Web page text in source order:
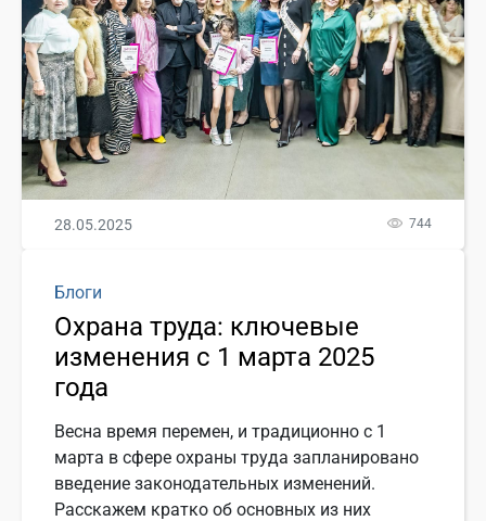
28.05.2025 744
Блоги
Охрана труда: ключевые
изменения с 1 марта 2025
года
Весна время перемен, и традиционно с 1
марта в сфере охраны труда запланировано
введение законодательных изменений.
Расскажем кратко об основных из них